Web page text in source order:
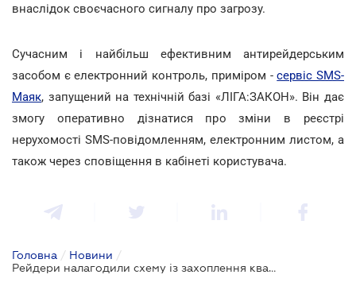
внаслідок своєчасного сигналу про загрозу.
Сучасним і найбільш ефективним антирейдерським
засобом є електронний контроль, приміром -сервіс SMS-
Маяк, запущений на технічній базі «ЛІГА:ЗАКОН». Він дає
змогу оперативно дізнатися про зміни в реєстрі
нерухомості SMS-повідомленням, електронним листом, а
також через сповіщення в кабінеті користувача.
Головна / Новини /
Рейдери налагодили схему із захоплення квартир на окупованих територіях